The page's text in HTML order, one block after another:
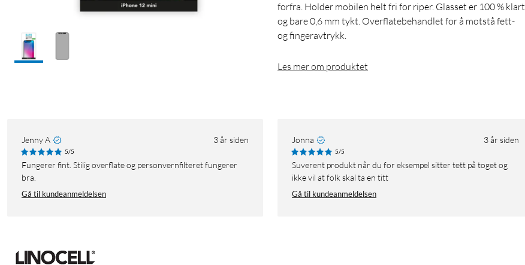
forfra. Holder mobilen helt fri for riper. Glasset er 100 % klart
og bare 0,6 mm tykt. Overflatebehandlet for å motstå fett-
og fingeravtrykk.
Les mer om produktet
Jenny A 3 år siden
5/5
Fungerer fint. Stilig overflate og personvernfilteret fungerer
bra.
Gå til kundeanmeldelsen
Jonna 3 år siden
5/5
Suverent produkt når du for eksempel sitter tett på toget og
ikke vil at folk skal ta en titt
Gå til kundeanmeldelsen